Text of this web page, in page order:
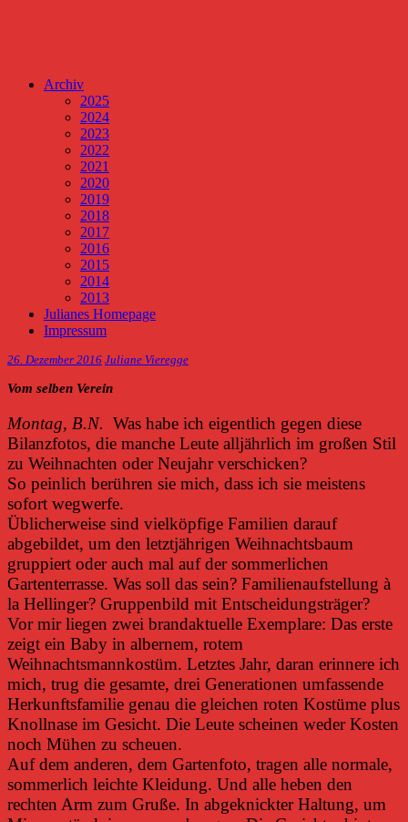
Archiv
2025
2024
2023
2022
2021
2020
2019
2018
2017
2016
2015
2014
2013
Julianes Homepage
Impressum
26. Dezember 2016 Juliane Vieregge
Vom selben Verein
Montag, B.N. Was habe ich eigentlich gegen diese
Bilanzfotos, die manche Leute alljährlich im großen Stil
zu Weihnachten oder Neujahr verschicken?
So peinlich berühren sie mich, dass ich sie meistens
sofort wegwerfe.
Üblicherweise sind vielköpfige Familien darauf
abgebildet, um den letztjährigen Weihnachtsbaum
gruppiert oder auch mal auf der sommerlichen
Gartenterrasse. Was soll das sein? Familienaufstellung à
la Hellinger? Gruppenbild mit Entscheidungsträger?
Vor mir liegen zwei brandaktuelle Exemplare: Das erste
zeigt ein Baby in albernem, rotem
Weihnachtsmannkostüm. Letztes Jahr, daran erinnere ich
mich, trug die gesamte, drei Generationen umfassende
Herkunftsfamilie genau die gleichen roten Kostüme plus
Knollnase im Gesicht. Die Leute scheinen weder Kosten
noch Mühen zu scheuen.
Auf dem anderen, dem Gartenfoto, tragen alle normale,
sommerlich leichte Kleidung. Und alle heben den
rechten Arm zum Gruße. In abgeknickter Haltung, um